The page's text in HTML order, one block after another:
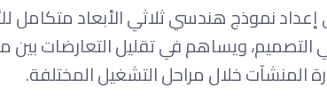
نموذج هندسي ثلاثي الأبعاد متكامل
التصميم، ويساهم في تقليل التعارضات
المنشآت خلال مراحل التشغيل المختلفة.